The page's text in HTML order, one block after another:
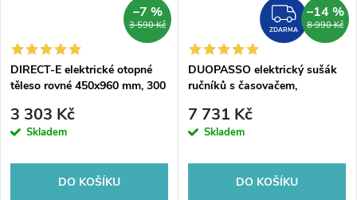
3 590 Kč
–7 %
DIRECT-E elektrické otopné
těleso rovné 450x960 mm, 300
3 303 Kč
Skladem
DO KOŠÍKU
ZDARMA 8 990 Kč
–14 %
DUOPASSO elektrický sušák
ručníků s časovačem,
mat
7 731 Kč
Skladem
DO KOŠÍKU